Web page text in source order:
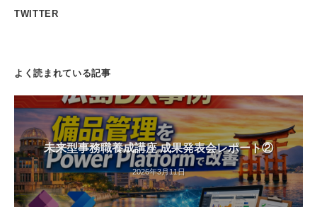
TWITTER
よく読まれている記事
未来型事務職養成講座 成果発表会レポート②
2026年3月11日